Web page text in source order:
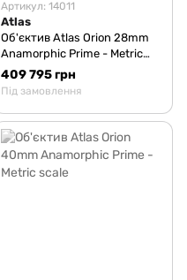
Артикул: 14011
Atlas
Об'єктив Atlas Orion 28mm
Anamorphic Prime - Metric
scale
409 795 грн
Під замовлення